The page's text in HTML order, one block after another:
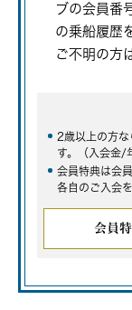
ブの会員番
の乗船履歴
ご不明の方
2歳以上の方な
す。（入会金/
会員特典は会
各自のご入会
会員